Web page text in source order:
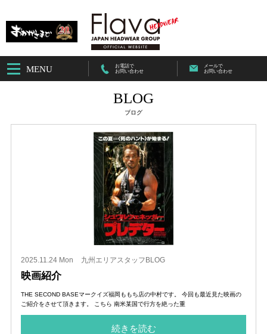
MENU
お電話で
お問い合わせ
メールで
お問い合わせ
BLOG
ブログ
2025.11.24 Mon 九州エリアスタッフBLOG
映画紹介
THE SECOND BASEマークイズ福岡ももち店の中村です。 今回も最近見た映画の
ご紹介をさせて頂きます。 こちら 南米某国で行方を絶った重
続きを読む